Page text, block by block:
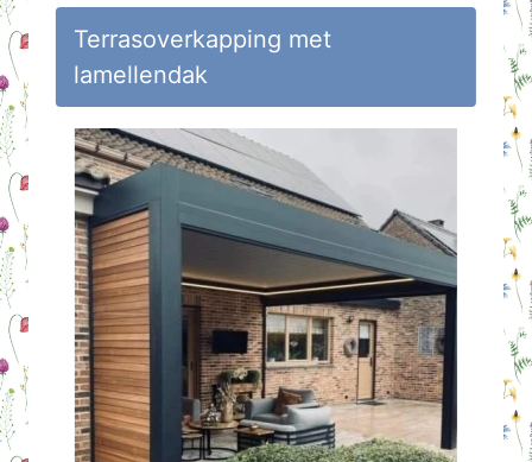
Huisvlijt
Terrasoverkapping met
lamellendak